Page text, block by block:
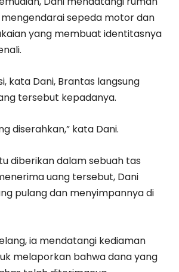
sepeda motor dan
yang membuat identitasnya
kata Dani, Brantas langsung
tersebut kepadanya.
diserahkan,” kata Dani.
diberikan dalam sebuah tas
uang tersebut, Dani
pulang dan menyimpannya di
ia mendatangi kediaman
melaporkan bahwa dana yang